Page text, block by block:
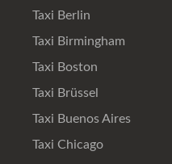
Taxi Berlin
Taxi Birmingham
Taxi Boston
Taxi Brüssel
Taxi Buenos Aires
Taxi Chicago